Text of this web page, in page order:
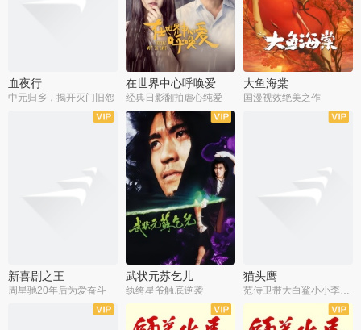
血夜行
中元归乡，揭开灭门旧怨
在世界中心呼唤爱
经典日影翻拍虐心纯爱
大鱼海棠
国漫视效绝美之作
新喜剧之王
周星驰20年后为爱奋斗
武状元苏乞儿
纨绔星爷触底逆袭
猫头鹰